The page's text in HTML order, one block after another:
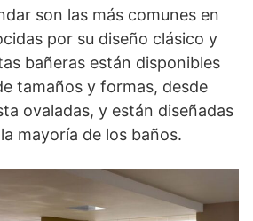
son las más comunes en
por su diseño clásico y
bañeras están disponibles
tamaños y formas, desde
ovaladas, y están diseñadas
mayoría de los baños.